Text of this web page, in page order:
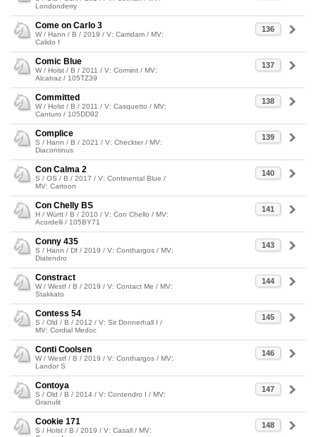
Londonderry
136
Come on Carlo 3
W / Hann / B / 2019 / V: Carridam / MV:
Calido I
137
Comic Blue
W / Holst / B / 2011 / V: Cormint / MV:
Alcatraz / 105TZ39
138
Committed
W / Holst / B / 2011 / V: Casquetto / MV:
Canturo / 105DD92
139
Complice
S / Hann / B / 2021 / V: Checkter / MV:
Diacontinus
140
Con Calma 2
S / OS / B / 2017 / V: Continental Blue /
MV: Cartoon
141
Con Chelly BS
H / Württ / B / 2010 / V: Con Chello / MV:
Acordelli / 105BY71
143
Conny 435
S / Hann / Df / 2019 / V: Conthargos / MV:
Diatendro
144
Constract
W / Westf / B / 2019 / V: Contact Me / MV:
Stakkato
145
Contess 54
S / Old / B / 2012 / V: Sir Donnerhall I /
MV: Cordial Medoc
146
Conti Coolsen
W / Westf / B / 2019 / V: Conthargos / MV:
Landor S
147
Contoya
S / Old / B / 2014 / V: Contendro I / MV:
Granulit
148
Cookie 171
S / Holst / B / 2019 / V: Casall / MV: